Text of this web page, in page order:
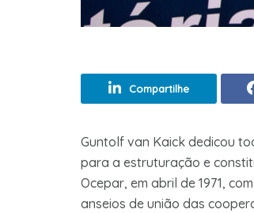
Compartilhe
Guntolf van Kaick dedicou
para a estruturação e
Ocepar, em abril de 1971,
anseios de união das